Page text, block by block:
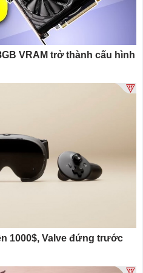
VRAM trở thành cấu hình
1000$, Valve đứng trước